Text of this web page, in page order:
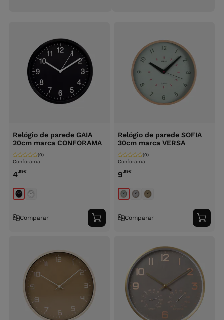
Relógio de parede GAIA
20cm marca CONFORAMA
Conforama
(0)
4,99€
Comparar
Adicionar
ao
Relógio de parede SOFIA
30cm marca VERSA
Conforama
(0)
9,99€
Comparar
ao